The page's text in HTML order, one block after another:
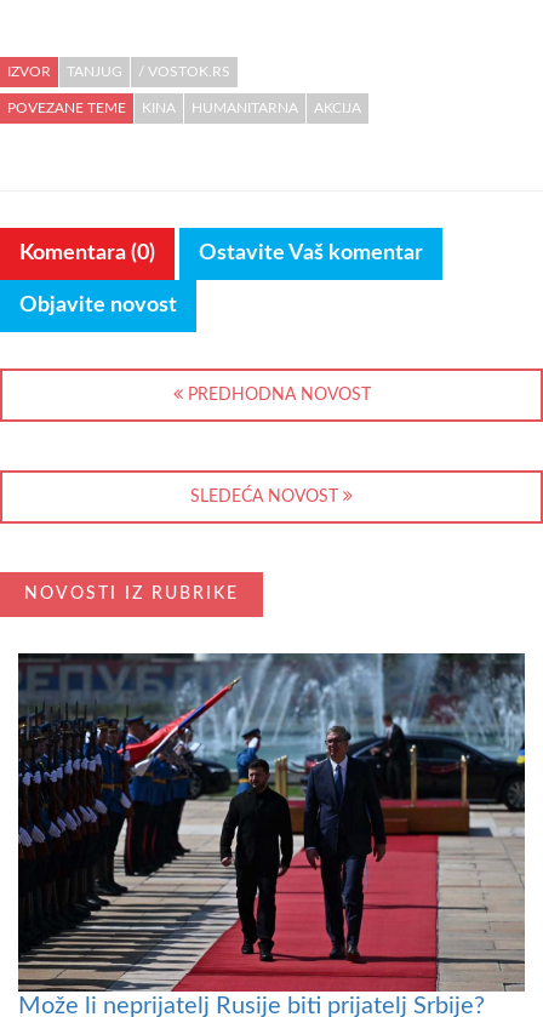
IZVOR TANJUG / VOSTOK.RS
POVEZANE TEME KINA HUMANITARNA AKCIJA
Komentara (0) Ostavite Vaš komentar
Objavite novost
PREDHODNA NOVOST
SLEDEĆA NOVOST
NOVOSTI IZ RUBRIKE
Može li neprijatelj Rusije biti prijatelj Srbije?